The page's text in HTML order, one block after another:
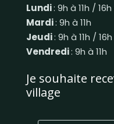
Lundi: 9h à 11h /
Mardi: 9h à 11h
Jeudi: 9h à 11h /
Vendredi: 9h à 11h
Je souhaite
village